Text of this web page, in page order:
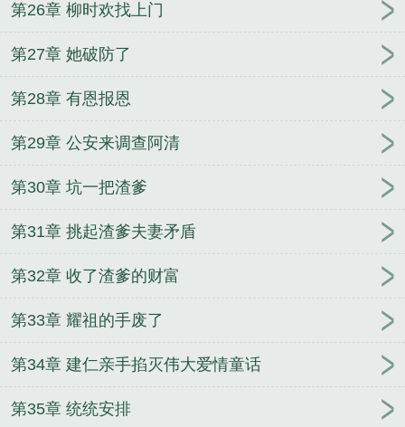
第26章 柳时欢找上门
第27章 她破防了
第28章 有恩报恩
第29章 公安来调查阿清
第30章 坑一把渣爹
第31章 挑起渣爹夫妻矛盾
第32章 收了渣爹的财富
第33章 耀祖的手废了
第34章 建仁亲手掐灭伟大爱情童话
第35章 统统安排